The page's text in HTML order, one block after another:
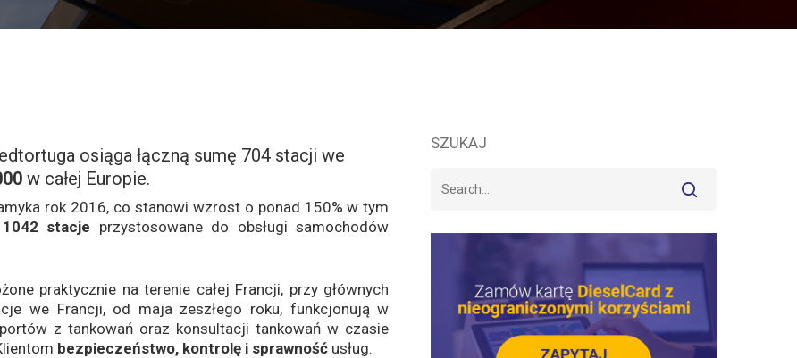
osiąga łączną sumę 704 stacji we
w całej Europie.
rok 2016, co stanowi wzrost o ponad 150% w tym
1042 stacje przystosowane do obsługi samochodów
praktycznie na terenie całej Francji, przy głównych
we Francji, od maja zeszłego roku, funkcjonują w
z tankowań oraz konsultacji tankowań w czasie
bezpieczeństwo, kontrolę i sprawność usług.
SZUKAJ